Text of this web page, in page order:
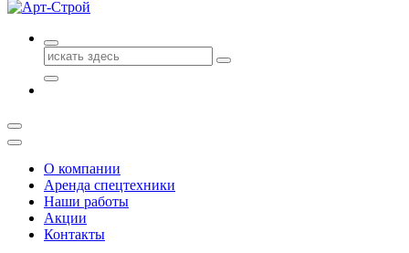
Поиск
для:
О компании
Аренда спецтехники
Наши работы
Акции
Контакты